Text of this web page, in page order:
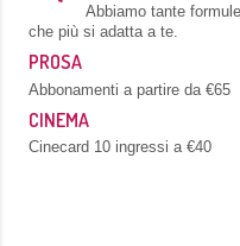
Abbiamo tante
che più si adatta a te.
PROSA
Abbonamenti a partire da €65
CINEMA
Cinecard 10 ingressi a €40